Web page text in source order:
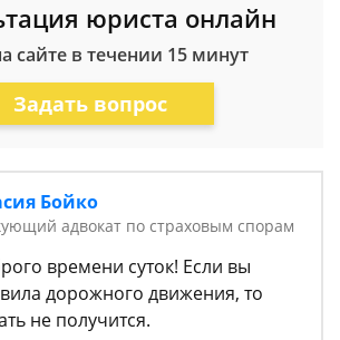
юриста онлайн
сайте в течении 15 минут
Задать вопрос
Бойко
адвокат по страховым спорам
времени суток! Если вы
дорожного движения, то
не получится.